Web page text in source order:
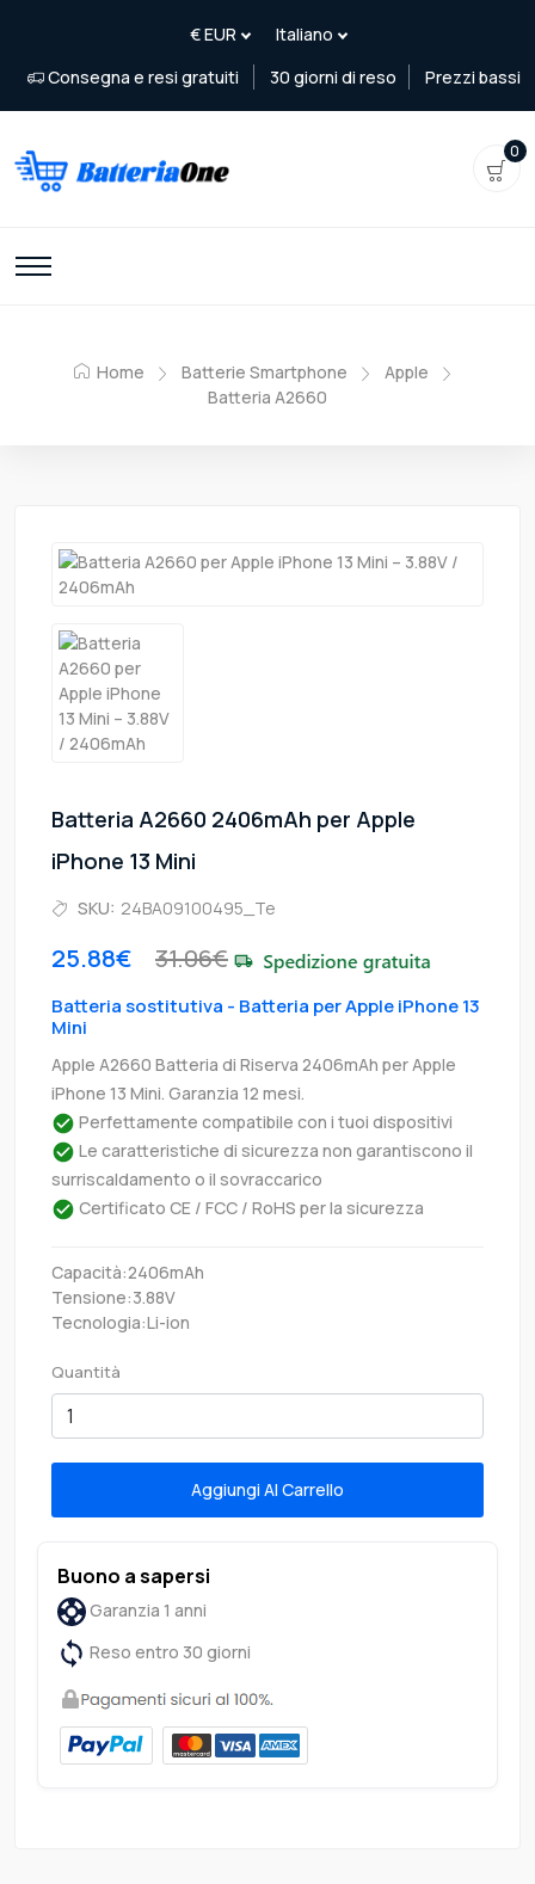
Consegna e resi gratuiti 30 giorni di reso Prezzi bassi
0
Home Batterie Smartphone
Apple
Batteria A2660
Batteria A2660 2406mAh per Apple
iPhone 13 Mini
SKU: 24BA09100495_Te
25.88€ 31.06€
Batteria sostitutiva - Batteria per Apple iPhone 13
Mini
Apple A2660 Batteria di Riserva 2406mAh per Apple
iPhone 13 Mini. Garanzia 12 mesi.
Perfettamente compatibile con i tuoi dispositivi
Le caratteristiche di sicurezza non garantiscono il
surriscaldamento o il sovraccarico
Certificato CE / FCC / RoHS per la sicurezza
Capacità:2406mAh
Tensione:3.88V
Tecnologia:Li-ion
Quantità
Aggiungi Al Carrello
Buono a sapersi
Garanzia 1 anni
Reso entro 30 giorni